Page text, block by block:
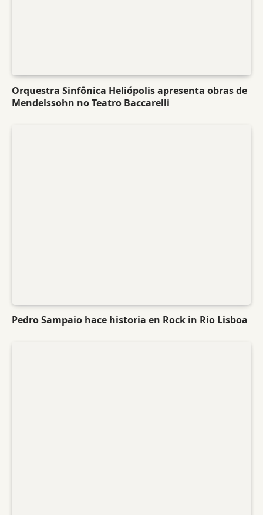
Orquestra Sinfônica Heliópolis apresenta obras de
Mendelssohn no Teatro Baccarelli
Pedro Sampaio hace historia en Rock in Rio Lisboa